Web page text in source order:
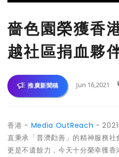
嗇色園榮獲香
越社區捐血夥
推廣新聞稿 Jun 16,2021
香港 - Media OutReach -
直秉承「普濟勸善」的精神服務
更是不遺餘力，今天十分榮幸獲